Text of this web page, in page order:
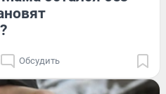
Обсудить